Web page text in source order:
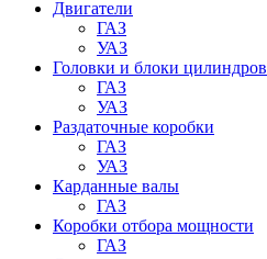
Двигатели
ГАЗ
УАЗ
Головки и блоки цилиндров
ГАЗ
УАЗ
Раздаточные коробки
ГАЗ
УАЗ
Карданные валы
ГАЗ
Коробки отбора мощности
ГАЗ